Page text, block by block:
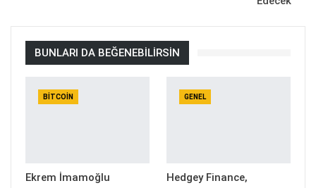
BUNLARI DA BEĞENEBILIRSIN
BITCOIN
Ekrem İmamoğlu
GENEL
Hedgey Finance,